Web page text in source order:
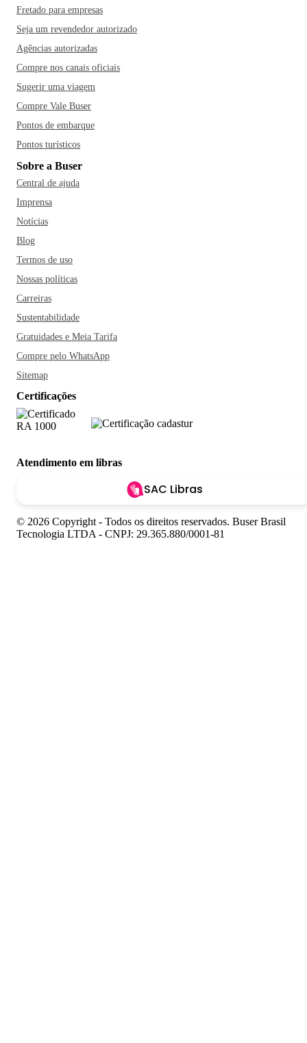
Fretado para empresas
Seja um revendedor autorizado
Agências autorizadas
Compre nos canais oficiais
Sugerir uma viagem
Compre Vale Buser
Pontos de embarque
Pontos turísticos
Sobre a Buser
Central de ajuda
Imprensa
Notícias
Blog
Termos de uso
Nossas políticas
Carreiras
Sustentabilidade
Gratuidades e Meia Tarifa
Compre pelo WhatsApp
Sitemap
Certificações
Atendimento em libras
SAC Libras
© 2026 Copyright - Todos os direitos reservados. Buser Brasil
Tecnologia LTDA - CNPJ: 29.365.880/0001-81